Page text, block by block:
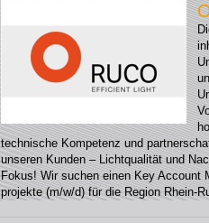
technische Kompetenz und
unseren Kunden – Lichtqualität und
Fokus! Wir suchen einen Key Account
projekte (m/w/d) für die Region Rhein-